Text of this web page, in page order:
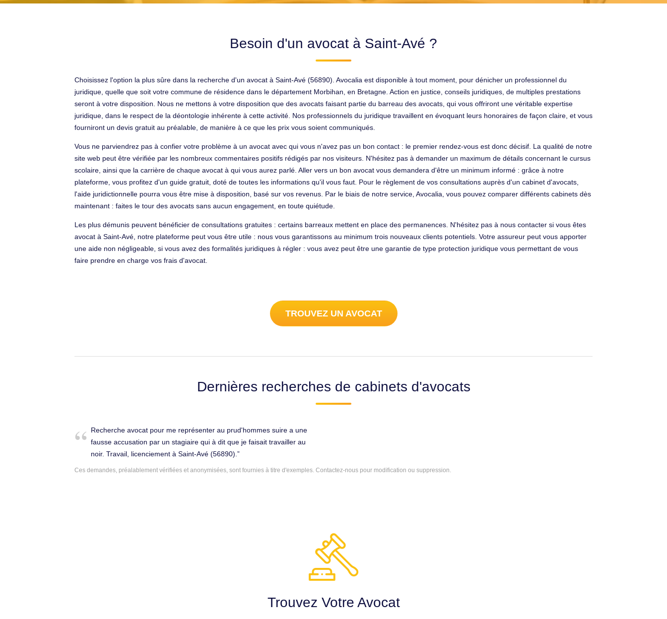
Besoin d'un avocat à Saint-Avé ?
Choisissez l'option la plus sûre dans la recherche d'un avocat à Saint-Avé (56890). Avocalia est disponible à tout moment, pour dénicher un professionnel du
juridique, quelle que soit votre commune de résidence dans le département Morbihan, en Bretagne. Action en justice, conseils juridiques, de multiples prestations
seront à votre disposition. Nous ne mettons à votre disposition que des avocats faisant partie du barreau des avocats, qui vous offriront une véritable expertise
juridique, dans le respect de la déontologie inhérente à cette activité. Nos professionnels du juridique travaillent en évoquant leurs honoraires de façon claire, et vous
fourniront un devis gratuit au préalable, de manière à ce que les prix vous soient communiqués.
Vous ne parviendrez pas à confier votre problème à un avocat avec qui vous n'avez pas un bon contact : le premier rendez-vous est donc décisif. La qualité de notre
site web peut être vérifiée par les nombreux commentaires positifs rédigés par nos visiteurs. N'hésitez pas à demander un maximum de détails concernant le cursus
scolaire, ainsi que la carrière de chaque avocat à qui vous aurez parlé. Aller vers un bon avocat vous demandera d'être un minimum informé : grâce à notre
plateforme, vous profitez d'un guide gratuit, doté de toutes les informations qu'il vous faut. Pour le règlement de vos consultations auprès d'un cabinet d'avocats,
l'aide juridictionnelle pourra vous être mise à disposition, basé sur vos revenus. Par le biais de notre service, Avocalia, vous pouvez comparer différents cabinets dès
maintenant : faites le tour des avocats sans aucun engagement, en toute quiétude.
Les plus démunis peuvent bénéficier de consultations gratuites : certains barreaux mettent en place des permanences. N'hésitez pas à nous contacter si vous êtes
avocat à Saint-Avé, notre plateforme peut vous être utile : nous vous garantissons au minimum trois nouveaux clients potentiels. Votre assureur peut vous apporter
une aide non négligeable, si vous avez des formalités juridiques à régler : vous avez peut être une garantie de type protection juridique vous permettant de vous
faire prendre en charge vos frais d'avocat.
TROUVEZ UN AVOCAT
Dernières recherches de cabinets d'avocats
Recherche avocat pour me représenter au prud'hommes suire a une
fausse accusation par un stagiaire qui à dit que je faisait travailler au
noir. Travail, licenciement à Saint-Avé (56890).
Ces demandes, préalablement vérifiées et anonymisées, sont fournies à titre d'exemples. Contactez-nous pour modification ou suppression.
Trouvez Votre Avocat